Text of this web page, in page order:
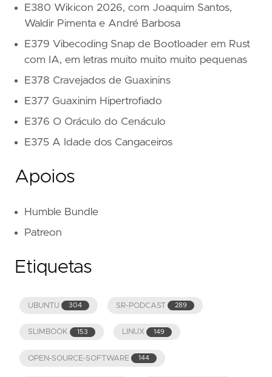
E380 Wikicon 2026, com Joaquim Santos,
Waldir Pimenta e André Barbosa
E379 Vibecoding Snap de Bootloader em Rust
com IA, em letras muito muito muito pequenas
E378 Cravejados de Guaxinins
E377 Guaxinim Hipertrofiado
E376 O Oráculo do Cenáculo
E375 A Idade dos Cangaceiros
Apoios
Humble Bundle
Patreon
Etiquetas
UBUNTU 304 SR-PODCAST 289
SLIMBOOK 153 LINUX 149
OPEN-SOURCE-SOFTWARE 144